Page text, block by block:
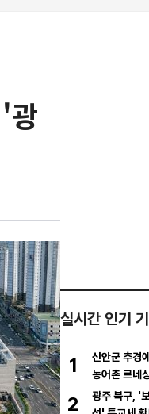
광
실시간 인기
1
신안군 추경
농어촌 르네
금 집중 편성
2
광주 북구, '